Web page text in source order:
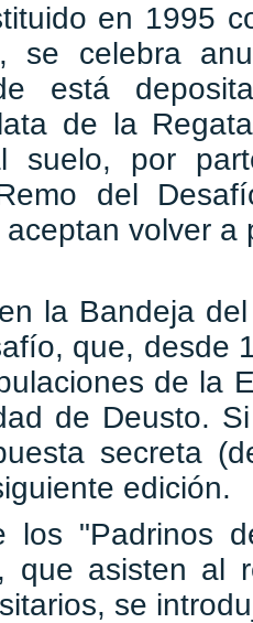
en 1995
se celebra
está
de la
suelo, por
del
volver
la Bandeja
que, desde
de la
de Deusto.
secreta
edición.
"Padrinos
que asisten al
se